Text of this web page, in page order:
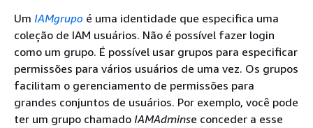
Um IAMgrupo é uma identidade que especifica uma
coleção de IAM usuários. Não é possível fazer login
como um grupo. É possível usar grupos para especificar
permissões para vários usuários de uma vez. Os grupos
facilitam o gerenciamento de permissões para
grandes conjuntos de usuários. Por exemplo, você pode
ter um grupo chamado IAMAdminse conceder a esse